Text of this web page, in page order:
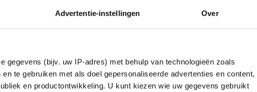
Advertentie-instellingen Over
gegevens (bijv. uw IP-adres) met behulp van technologieën zoals
te gebruiken met als doel gepersonaliseerde advertenties en content,
en productontwikkeling. U kunt kiezen wie uw gegevens gebruikt
Zie al het nieuws